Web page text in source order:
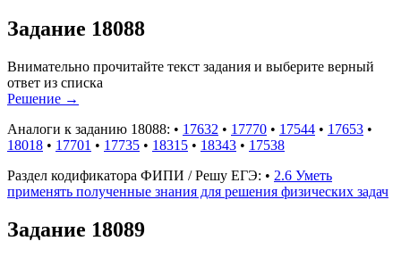
Задание 18088
Внимательно прочитайте текст задания и выберите верный
ответ из списка
Решение →
Аналоги к заданию 18088: • 17632 • 17770 • 17544 • 17653 •
18018 • 17701 • 17735 • 18315 • 18343 • 17538
Раздел кодификатора ФИПИ / Решу ЕГЭ: • 2.6 Уметь
применять полученные знания для решения физических задач
Задание 18089